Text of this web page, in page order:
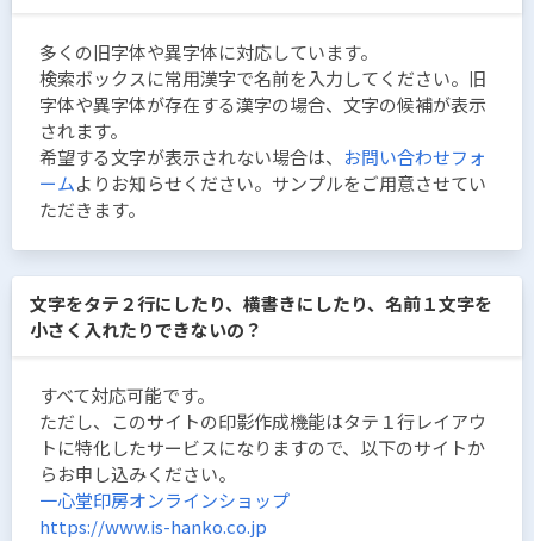
多くの旧字体や異字体に対応しています。
検索ボックスに常用漢字で名前を入力してください。旧
字体や異字体が存在する漢字の場合、文字の候補が表示
されます。
希望する文字が表示されない場合は、 お問い合わせフォ
ームよりお知らせください。サンプルをご用意させてい
ただきます。
文字をタテ２行にしたり、横書きにしたり、名前１文字を
小さく入れたりできないの？
すべて対応可能です。
ただし、このサイトの印影作成機能はタテ１行レイアウ
トに特化したサービスになりますので、以下のサイトか
らお申し込みください。
一心堂印房オンラインショップ
https://www.is-hanko.co.jp